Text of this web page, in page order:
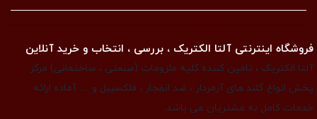
فروشگاه اینترنتی آلتا الکتریک ، بررسی ، انتخاب و خرید آنلاین
آلتا الکتریک ، تامین کننده کلیه ملزومات (صنعتی ، ساختمانی) مرکز
پخش انواع گلند های آرمردار ، ضد انفجار ، فلکسیبل و … آماده ارائه
خدمات کامل به مشتریان می باشد.